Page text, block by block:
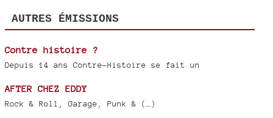
AUTRES ÉMISSIONS
Contre histoire ?
Depuis 14 ans Contre-Histoire se fait un
AFTER CHEZ EDDY
Rock & Roll, Garage, Punk & (…)